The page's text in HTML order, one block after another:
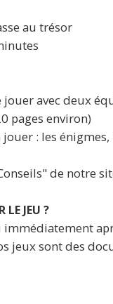
au trésor
avec deux
pages environ)
: les
de notre
LE JEU ?
jeux sont des